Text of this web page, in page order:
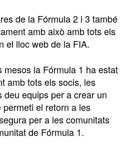
de la Fórmula 2 i 3 també
amb això amb tots els
el lloc web de la FIA.
mesos la Fórmula 1 ha estat
amb tots els socis, les
deu equips per a crear un
el retorn a les
per a les comunitats
de Fórmula 1.